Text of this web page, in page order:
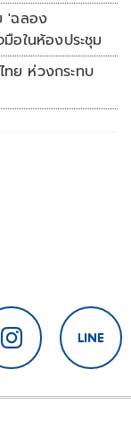
'ฉลอง
อในห้องประชุม
ทย ห่วงกระทบ